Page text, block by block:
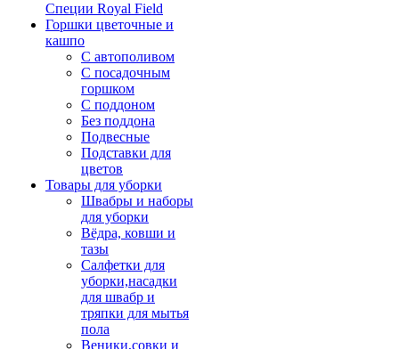
Специи Royal Field
Горшки цветочные и
кашпо
С автополивом
С посадочным
горшком
С поддоном
Без поддона
Подвесные
Подставки для
цветов
Товары для уборки
Швабры и наборы
для уборки
Вёдра, ковши и
тазы
Салфетки для
уборки,насадки
для швабр и
тряпки для мытья
пола
Веники,совки и